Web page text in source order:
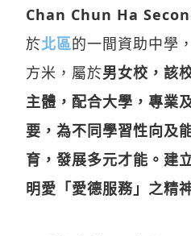
Chan Chun Ha
於北區的一間資助中學
方米，屬於男女校，該
主體，配合大學，專業
要，為不同學習性向及
育，發展多元才能。建
明愛「愛德服務」之精